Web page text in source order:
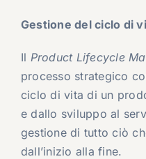
Gestione del ciclo di
Il Product Lifecycle
processo strategico
ciclo di vita di un
e dallo sviluppo al
gestione di tutto ciò
dall’inizio alla fine.